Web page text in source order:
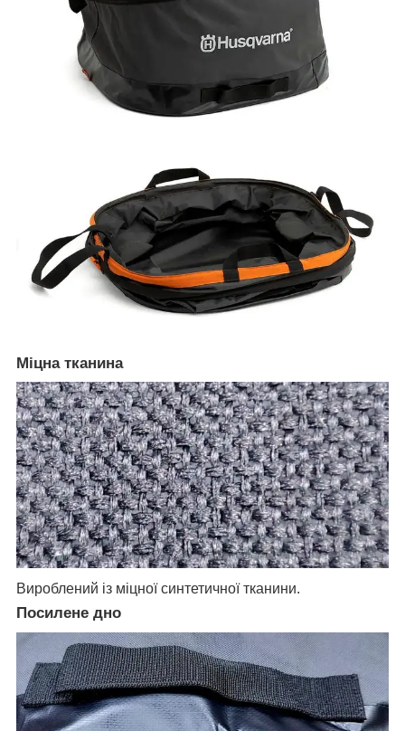
Міцна тканина
Вироблений із міцної синтетичної тканини.
Посилене дно